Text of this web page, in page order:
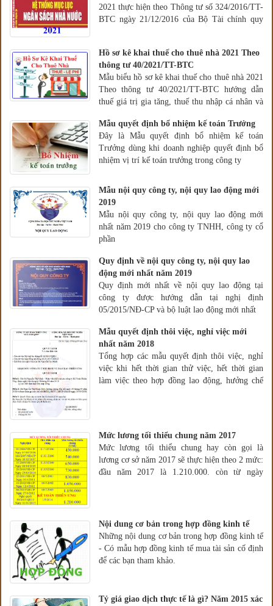
2021 thực hiện theo Thông tư số 324/2016/TT-
BTC ngày 21/12/2016 của Bộ Tài chính quy
Hồ sơ kê khai thuế cho thuê nhà 2021 Theo
thông tư 40/2021/TT-BTC
Mẫu biểu hồ sơ kê khai thuế cho thuê nhà 2021
Theo thông tư 40/2021/TT-BTC hướng dẫn
thuế giá trị gia tăng, thuế thu nhập cá nhân và
kinh doanh.
Mẫu quyết định bổ nhiệm kế toán Trưởng
Đây là Mẫu quyết định bổ nhiệm kế toán
Trưởng dùng khi doanh nghiệp quyết định bổ
nhiệm vị trí kế toán trưởng trong công ty
Mẫu nội quy công ty, nội quy lao động mới
2019
Mẫu nội quy công ty, nội quy lao động mới
nhất năm 2019 cho công ty TNHH, công ty cổ
phần
Quy định về nội quy công ty, nội quy lao
động mới nhất năm 2019
Quy định mới nhất về nội quy lao động tại
công ty được hướng dẫn tại nghị định
05/2015/NĐ-CP và bộ luật lao động mới nhất
Mẫu quyết định thôi việc, nghỉ việc mới
nhất năm 2018
Tổng hợp các mẫu quyết định thôi việc, nghỉ
việc khi hết thời gian thử việc, hết thời gian
làm việc theo hợp đồng lao động, hưởng chế
Mức lương tối thiểu chung năm 2017
Mức lương tối thiểu chung hay còn gọi là
lương cơ sở năm 2017 sẽ thực hiện theo 2 mức:
đầu năm 2017 là 1.210.000. còn từ ngày
Nội dung cơ bản trong hợp đồng kinh tế
Những nội dung cơ bản trong hợp đồng kinh tế
- Có mẫu hợp đồng kinh tế mua tài sản cố định
để các bạn tham khảo.
Tỷ giá giao dịch thực tế là gì? Năm 2015 xác